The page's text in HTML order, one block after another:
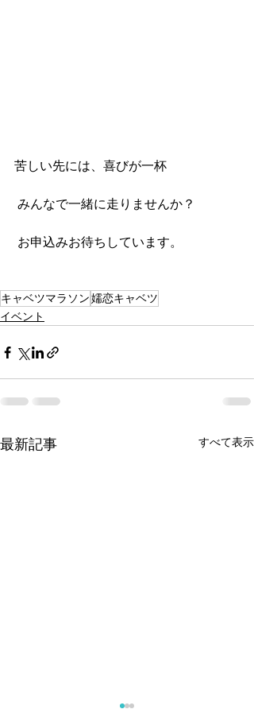
苦しい先には、喜びが一杯
みんなで一緒に走りませんか？
お申込みお待ちしています。
キャベツマラソン嬬恋キャベツ
イベント
最新記事 すべて表示